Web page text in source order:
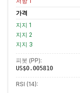
가격
지지 1
지지 2
지지 3
피봇 (PP):
US$0.005810
RSI (14):